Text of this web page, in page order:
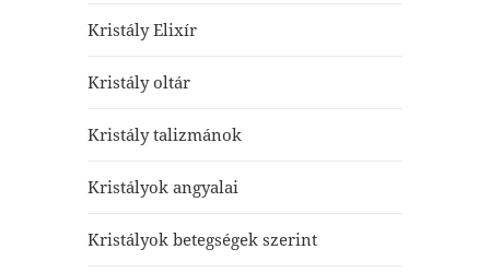
Kristály Elixír
Kristály oltár
Kristály talizmánok
Kristályok angyalai
Kristályok betegségek szerint